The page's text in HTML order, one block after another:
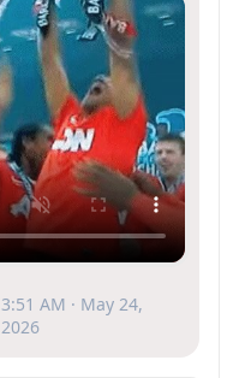
3:51 AM · May 24,
2026